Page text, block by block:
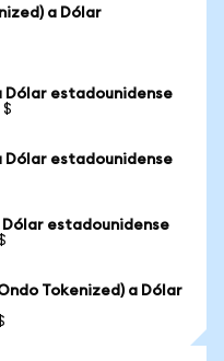
a Dólar
Dólar estadounidense
$
Dólar estadounidense
estadounidense
Tokenized) a Dólar